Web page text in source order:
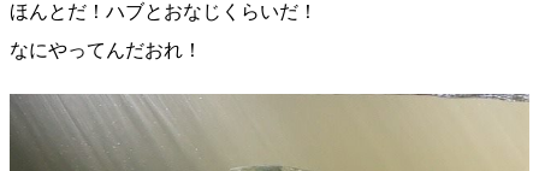
ほんとだ！ハブとおなじくらいだ！
なにやってんだおれ！